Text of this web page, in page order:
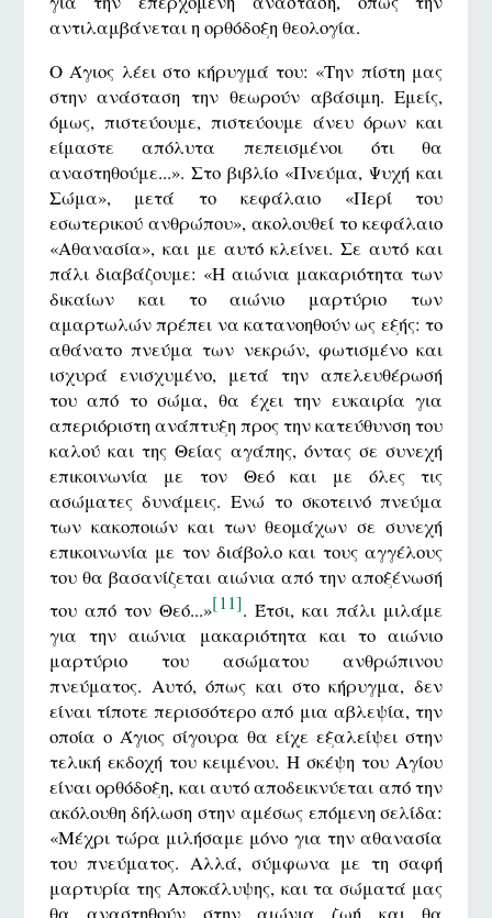
αντιλαμβάνεται η ορθόδοξη θεολογία.
Ο Άγιος λέει στο κήρυγμά του: «Την πίστη μας
στην ανάσταση την θεωρούν αβάσιμη. Εμείς,
όμως, πιστεύουμε, πιστεύουμε άνευ όρων και
είμαστε απόλυτα πεπεισμένοι ότι θα
αναστηθούμε...». Στο βιβλίο «Πνεύμα, Ψυχή και
Σώμα», μετά το κεφάλαιο «Περί του
εσωτερικού ανθρώπου», ακολουθεί το κεφάλαιο
«Αθανασία», και με αυτό κλείνει. Σε αυτό και
πάλι διαβάζουμε: «Η αιώνια μακαριότητα των
δικαίων και το αιώνιο μαρτύριο των
αμαρτωλών πρέπει να κατανοηθούν ως εξής: το
αθάνατο πνεύμα των νεκρών, φωτισμένο και
ισχυρά ενισχυμένο, μετά την απελευθέρωσή
του από το σώμα, θα έχει την ευκαιρία για
απεριόριστη ανάπτυξη προς την κατεύθυνση του
καλού και της Θείας αγάπης, όντας σε συνεχή
επικοινωνία με τον Θεό και με όλες τις
ασώματες δυνάμεις. Ενώ το σκοτεινό πνεύμα
των κακοποιών και των θεομάχων σε συνεχή
επικοινωνία με τον διάβολο και τους αγγέλους
του θα βασανίζεται αιώνια από την αποξένωσή
του από τον Θεό...»[11]. Έτσι, και πάλι μιλάμε
για την αιώνια μακαριότητα και το αιώνιο
μαρτύριο του ασώματου ανθρώπινου
πνεύματος. Αυτό, όπως και στο κήρυγμα, δεν
είναι τίποτε περισσότερο από μια αβλεψία, την
οποία ο Άγιος σίγουρα θα είχε εξαλείψει στην
τελική εκδοχή του κειμένου. Η σκέψη του Αγίου
είναι ορθόδοξη, και αυτό αποδεικνύεται από την
ακόλουθη δήλωση στην αμέσως επόμενη σελίδα:
«Μέχρι τώρα μιλήσαμε μόνο για την αθανασία
του πνεύματος. Αλλά, σύμφωνα με τη σαφή
μαρτυρία της Αποκάλυψης, και τα σώματά μας
θα αναστηθούν στην αιώνια ζωή και θα